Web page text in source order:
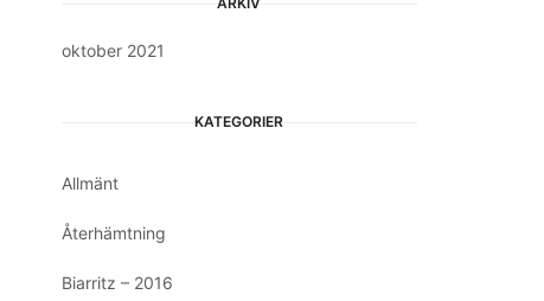
oktober 2021
KATEGORIER
Allmänt
Återhämtning
Biarritz – 2016